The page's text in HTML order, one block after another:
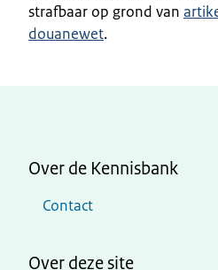
strafbaar op grond van
douanewet.
Over de Kennisbank
Contact
Over deze site